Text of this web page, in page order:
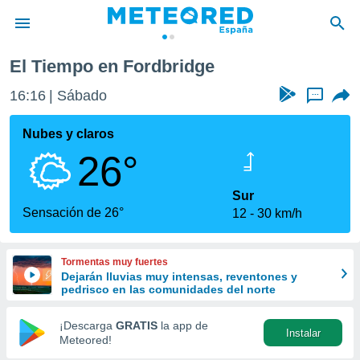
de
por
que se
calidad.
a este
las
y
forma
digital
basada
El Tiempo en Fordbridge
16:16 Sábado ...
Nubes y claros
26°
Sensación de 26°
Sur
12
30 km/h
Tormentas muy fuertes
Dejarán lluvias muy intensas, reventones y
pedrisco en las comunidades del norte
¡Descarga GRATIS la app de
Meteored!
Instalar